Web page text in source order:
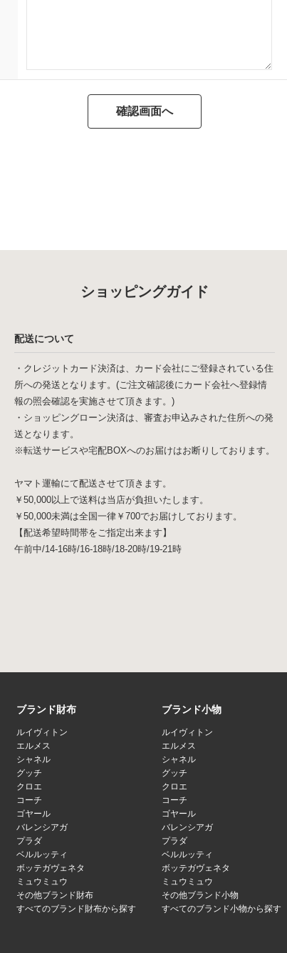
ショッピングガイド
配送について
・クレジットカード決済は、カード会社にご登録されている住
所への発送となります。(ご注文確認後にカード会社へ登録情
報の照会確認を実施させて頂きます。)
・ショッピングローン決済は、審査お申込みされた住所への発
送となります。
※転送サービスや宅配BOXへのお届けはお断りしております。
ヤマト運輸にて配送させて頂きます。
￥50,000以上で送料は当店が負担いたします。
￥50,000未満は全国一律￥700でお届けしております。
【配送希望時間帯をご指定出来ます】
午前中/14-16時/16-18時/18-20時/19-21時
ブランド財布
ルイヴィトン
エルメス
シャネル
グッチ
クロエ
コーチ
ゴヤール
バレンシアガ
プラダ
ベルルッティ
ボッテガヴェネタ
ミュウミュウ
その他ブランド財布
すべてのブランド財布から探す
ブランド小物
ルイヴィトン
エルメス
シャネル
グッチ
クロエ
コーチ
ゴヤール
バレンシアガ
プラダ
ベルルッティ
ボッテガヴェネタ
ミュウミュウ
その他ブランド小物
すべてのブランド小物から探す